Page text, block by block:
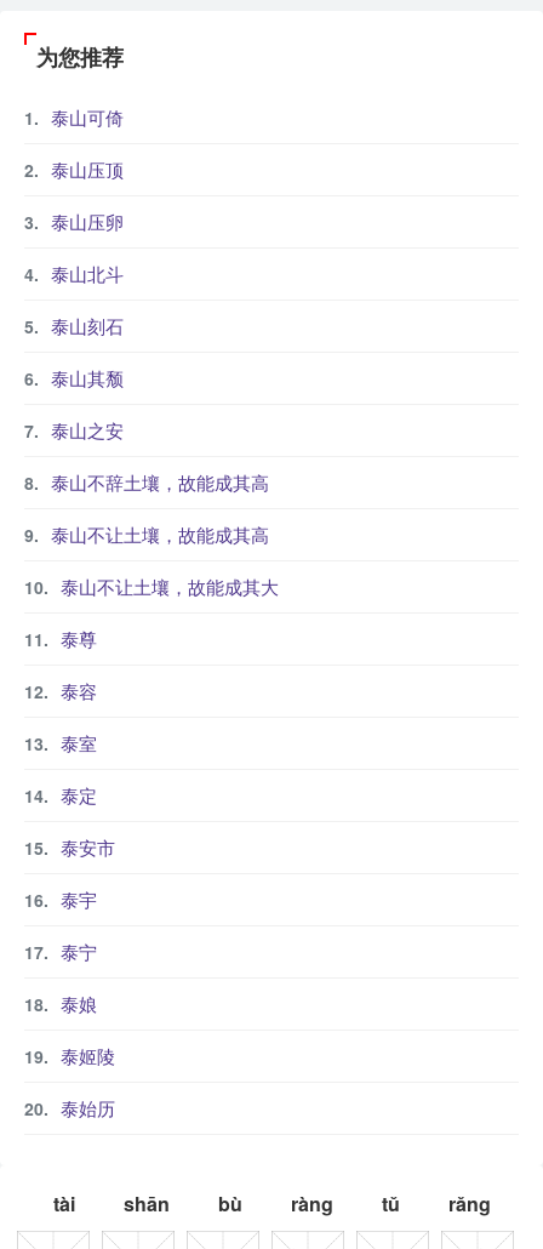
为您推荐
泰山可倚
泰山压顶
泰山压卵
泰山北斗
泰山刻石
泰山其颓
泰山之安
泰山不辞土壤，故能成其高
泰山不让土壤，故能成其高
泰山不让土壤，故能成其大
泰尊
泰容
泰室
泰定
泰安市
泰宇
泰宁
泰娘
泰姬陵
泰始历
tài shān bù ràng tǔ rǎng